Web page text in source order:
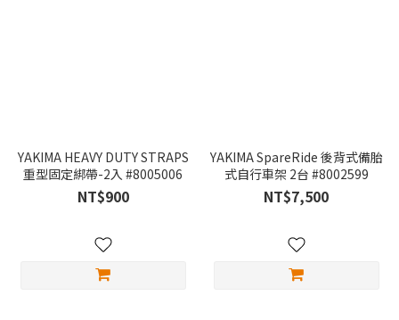
YAKIMA HEAVY DUTY STRAPS
重型固定綁帶-2入 #8005006
NT$900
YAKIMA SpareRide 後背式備胎
式自行車架 2台 #8002599
NT$7,500